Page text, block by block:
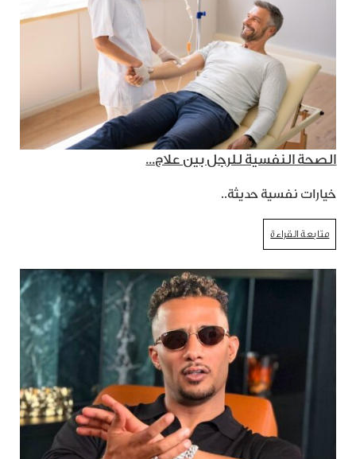
الصحة النفسية للرجل بين علاج...
خيارات نفسية حديثة..
متابعة القراءة